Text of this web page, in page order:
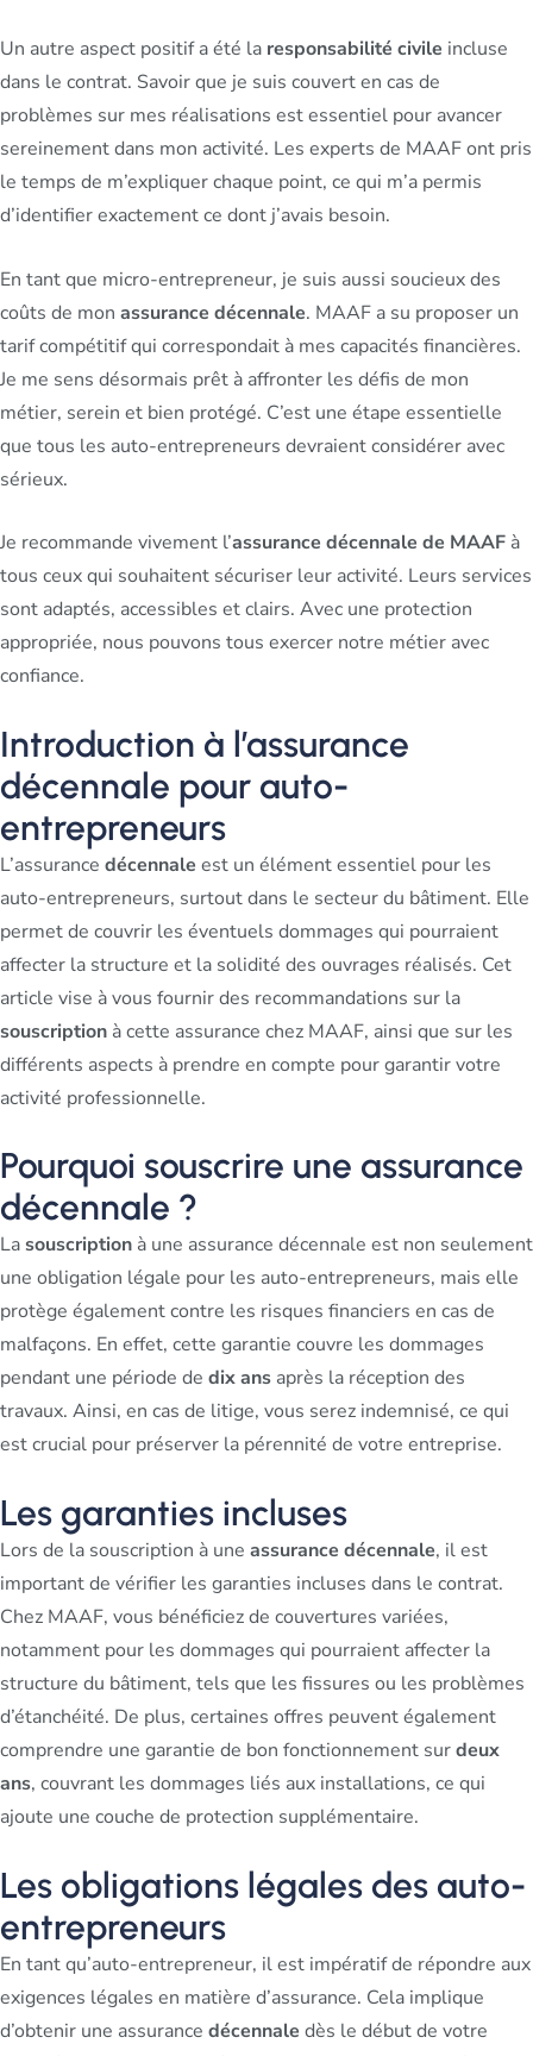
Un autre aspect positif a été la responsabilité civile incluse
dans le contrat. Savoir que je suis couvert en cas de
problèmes sur mes réalisations est essentiel pour avancer
sereinement dans mon activité. Les experts de MAAF ont pris
le temps de m’expliquer chaque point, ce qui m’a permis
d’identifier exactement ce dont j’avais besoin.
En tant que micro-entrepreneur, je suis aussi soucieux des
coûts de mon assurance décennale. MAAF a su proposer un
tarif compétitif qui correspondait à mes capacités financières.
Je me sens désormais prêt à affronter les défis de mon
métier, serein et bien protégé. C’est une étape essentielle
que tous les auto-entrepreneurs devraient considérer avec
sérieux.
Je recommande vivement l’assurance décennale de MAAF à
tous ceux qui souhaitent sécuriser leur activité. Leurs services
sont adaptés, accessibles et clairs. Avec une protection
appropriée, nous pouvons tous exercer notre métier avec
confiance.
Introduction à l’assurance
décennale pour auto-
entrepreneurs
L’assurance décennale est un élément essentiel pour les
auto-entrepreneurs, surtout dans le secteur du bâtiment. Elle
permet de couvrir les éventuels dommages qui pourraient
affecter la structure et la solidité des ouvrages réalisés. Cet
article vise à vous fournir des recommandations sur la
souscription à cette assurance chez MAAF, ainsi que sur les
différents aspects à prendre en compte pour garantir votre
activité professionnelle.
Pourquoi souscrire une assurance
décennale ?
Lasouscription à une assurance décennale est non seulement
une obligation légale pour les auto-entrepreneurs, mais elle
protège également contre les risques financiers en cas de
malfaçons. En effet, cette garantie couvre les dommages
pendant une période de dix ans après la réception des
travaux. Ainsi, en cas de litige, vous serez indemnisé, ce qui
est crucial pour préserver la pérennité de votre entreprise.
Les garanties incluses
Lors de la souscription à une assurance décennale, il est
important de vérifier les garanties incluses dans le contrat.
Chez MAAF, vous bénéficiez de couvertures variées,
notamment pour les dommages qui pourraient affecter la
structure du bâtiment, tels que les fissures ou les problèmes
d’étanchéité. De plus, certaines offres peuvent également
comprendre une garantie de bon fonctionnement surdeux
ans, couvrant les dommages liés aux installations, ce qui
ajoute une couche de protection supplémentaire.
Les obligations légales des auto-
entrepreneurs
En tant qu’auto-entrepreneur, il est impératif de répondre aux
exigences légales en matière d’assurance. Cela implique
d’obtenir une assurance décennale dès le début de votre